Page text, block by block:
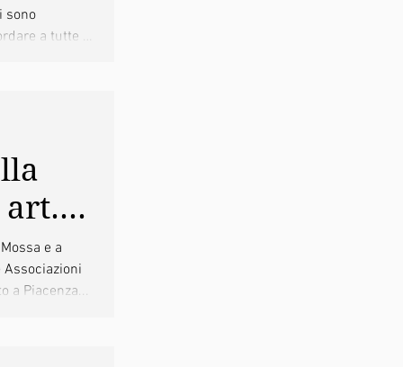
sono
a tutte e
art.
e a
Associazioni
a Piacenza...